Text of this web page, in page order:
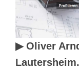
▶︎ Oliver